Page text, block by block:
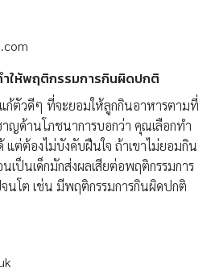
ำให้พฤติกรรมการกินผิดปกติ
ตัวดีๆ ที่จะยอมให้ลูกกินอาหารตามที่
าญด้านโภชนาการบอกว่า คุณเลือกทำ
แต่ต้องไม่บังคับฝืนใจ ถ้าเขาไม่ยอมกิน
เป็นเด็กมักส่งผลเสียต่อพฤติกรรมการ
นโต เช่น มีพฤติกรรมการกินผิดปกติ